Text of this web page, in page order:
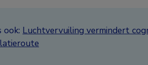
ook: Luchtvervuiling vermindert